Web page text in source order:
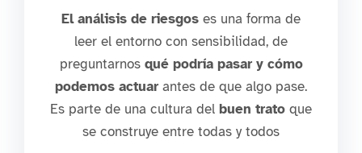
El análisis de riesgos es una forma de
leer el entorno con sensibilidad, de
preguntarnos qué podría pasar y cómo
podemos actuar antes de que algo pase.
Es parte de una cultura del buen trato que
se construye entre todas y todos